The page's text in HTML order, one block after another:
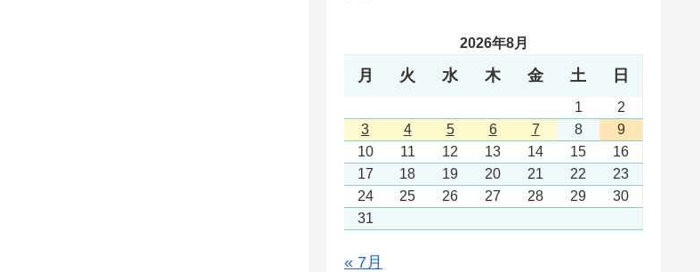
2026年8月
月 火 水 木 金 土 日
1
2
3
4 5 6 7 8
9
10
11 12 13 14 15
16
17
18 19 20 21 22
23
24
25 26 27 28 29
30
31
« 7月